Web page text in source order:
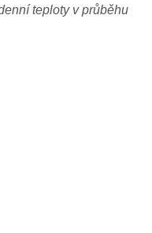
teploty v průběhu